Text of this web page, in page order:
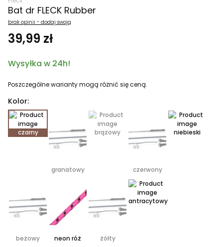
Bat dr FLECK Rubber
brak opinii - dodaj swoją
39,99 zł
Wysyłka w 24h!
Poszczególne warianty mogą różnić się ceną.
Kolor:
czarny
granatowy
brązowy
czerwony
niebieski
beżowy neon róż żółty
antracytowy